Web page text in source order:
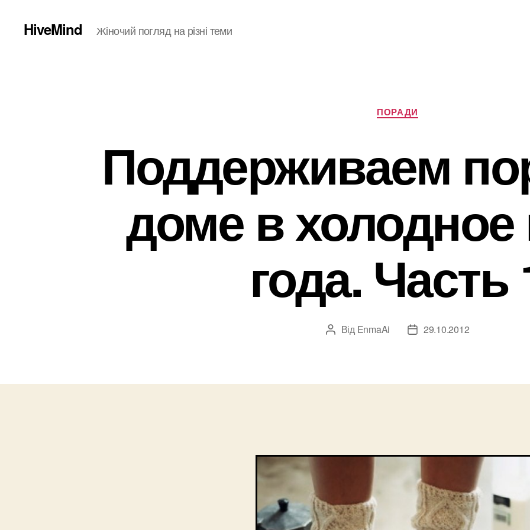
HiveMind Жіночий погляд на різні теми
Категорії
ПОРАДИ
Поддерживаем
доме в
года. Часть
Автор
Від EnmaAi
Дата29.10.2012